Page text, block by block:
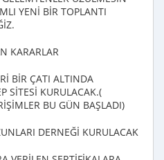
YENİ BİR TOPLANTI
KARARLAR
BİR ÇATI ALTINDA
SİTESİ KURULACAK.(
BU GÜN BAŞLADI)
DERNEĞİ KURULACAK